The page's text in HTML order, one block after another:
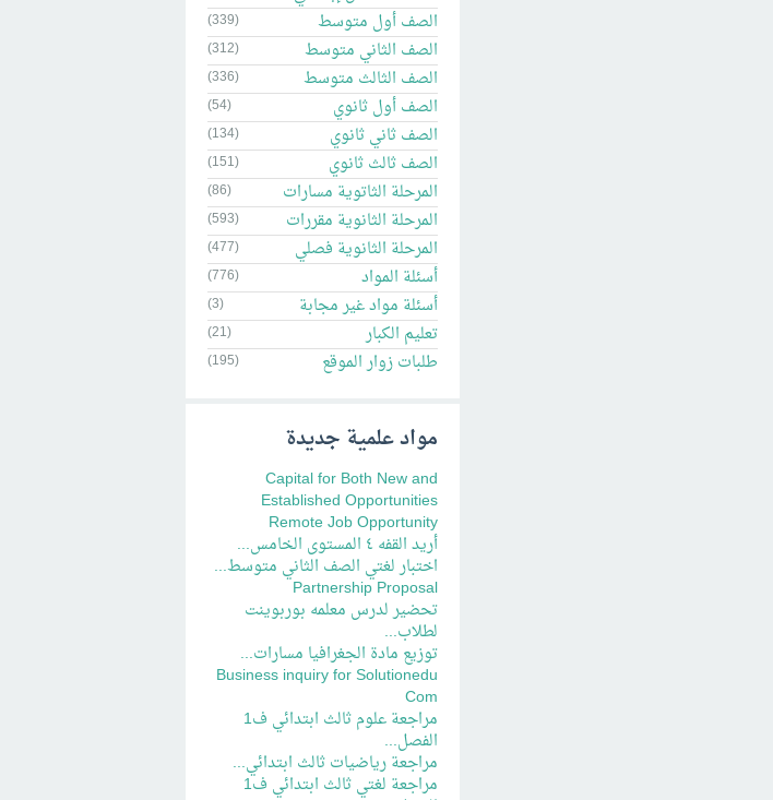
الصف أول متوسط (339)
الصف الثاني متوسط (312)
الصف الثالث متوسط (336)
الصف أول ثانوي (54)
الصف ثاني ثانوي (134)
الصف ثالث ثانوي (151)
المرحلة الثاتوية مسارات (86)
المرحلة الثانوية مقررات (593)
المرحلة الثانوية فصلي (477)
أسئلة المواد (776)
أسئلة مواد غير مجابة (3)
تعليم الكبار (21)
طلبات زوار الموقع (195)
مواد علمية جديدة
Capital for Both New and
Established Opportunities
Remote Job Opportunity
أريد القفه ٤ المستوى الخامس...
اختبار لغتي الصف الثاني متوسط...
Partnership Proposal
تحضير لدرس معلمه بوربوينت
لطلاب...
توزيع مادة الجغرافيا مسارات...
Business inquiry for Solutionedu
Com
مراجعة علوم ثالث ابتدائي ف1
الفصل...
مراجعة رياضيات ثالث ابتدائي...
مراجعة لغتي ثالث ابتدائي ف1